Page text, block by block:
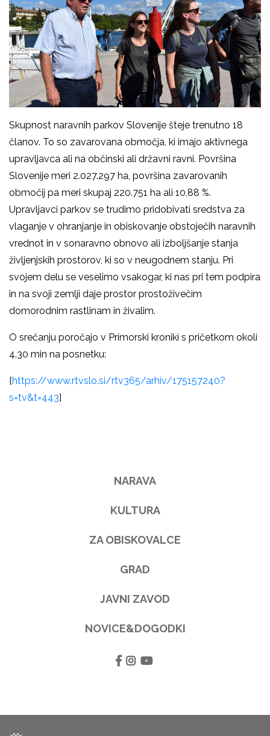
Skupnost naravnih parkov Slovenije šteje trenutno 18
članov. To so zavarovana območja, ki imajo aktivnega
upravljavca ali na občinski ali državni ravni. Površina
Slovenije meri 2.027.297 ha, površina zavarovanih
območij pa meri skupaj 220.751 ha ali 10,88 %.
Upravljavci parkov se trudimo pridobivati sredstva za
vlaganje v ohranjanje in obiskovanje obstoječih naravnih
vrednot in v sonaravno obnovo ali izboljšanje stanja
življenjskih prostorov, ki so v neugodnem stanju. Pri
svojem delu se veselimo vsakogar, ki nas pri tem podpira
in na svoji zemlji daje prostor prostoživečim
domorodnim rastlinam in živalim.
O srečanju poročajo v Primorski kroniki s pričetkom okoli
4.30 min na posnetku:
[https://www.rtvslo.si/rtv365/arhiv/175157240?
s=tv&t=443]
NARAVA
KULTURA
ZA OBISKOVALCE
GRAD
JAVNI ZAVOD
NOVICE&DOGODKI